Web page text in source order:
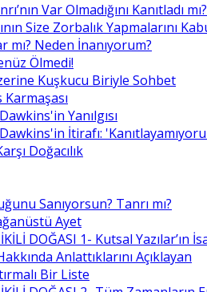
Var Olmadığını Kanıtladı
Size Zorbalık Yapmalarını
mı? Neden İnanıyorum?
Ölmedi!
Kuşkucu Biriyle Sohbet
Yanılgısı
İtirafı:
Doğacılık
Sanıyorsun? Tanrı mı?
Ayet
DOĞASI 1- Kutsal Yazılar’ın
Anlattıklarını Açıklayan
Bir Liste